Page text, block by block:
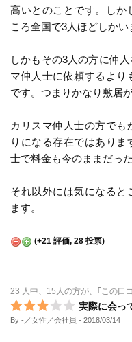
高いとのことです。しか
ころ全国で3人ほどしかい
しかもその3人の方に仲
マ仲人士に依頼するより
です。つまりかなり敷居
カリスマ仲人士の方で
りになる存在ではありま
士で料金も今のままだっ
それ以外には気になると
ます。
(+21 評価, 28 投票)
23 人中、15人の方が、｢この口
実際に会っ
By -／女性／会社員 - 2018/03/14